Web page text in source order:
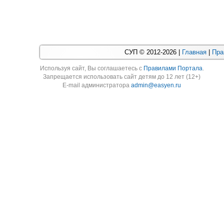
СУП © 2012-2026 | Главная
Используя cайт, Вы соглашаетесь с Правилами Портала.
Запрещается использовать сайт детям до 12 лет (12+)
E-mail администратораadmin@easyen.ru